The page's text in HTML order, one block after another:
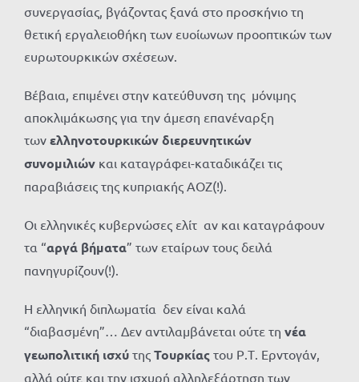
συνεργασίας, βγάζοντας ξανά στο προσκήνιο τη
θετική εργαλειοθήκη των ευοίωνων προοπτικών των
ευρωτουρκικών σχέσεων.
Βέβαια, επιμένει στην κατεύθυνση της μόνιμης
αποκλιμάκωσης για την άμεση επανέναρξη
των ελληνοτουρκικών διερευνητικών
συνομιλιών και καταγράφει-καταδικάζει τις
παραβιάσεις της κυπριακής ΑΟΖ(!).
Οι ελληνικές κυβερνώσες ελίτ αν και καταγράφουν
τα “αργά βήματα” των εταίρων τους δειλά
πανηγυρίζουν(!).
Η ελληνική διπλωματία δεν είναι καλά
“διαβασμένη”… Δεν αντιλαμβάνεται ούτε τη νέα
γεωπολιτική ισχύ της Τουρκίας του Ρ.Τ. Ερντογάν,
αλλά ούτε και την ισχυρή αλληλεξάρτηση των